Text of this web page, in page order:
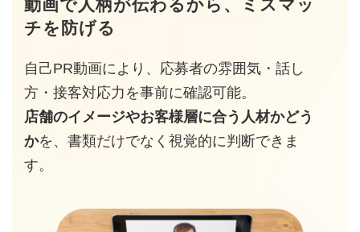
動画で人柄が伝わるから、ミスマッ
チを防げる
自己PR動画により、応募者の雰囲気・話し
方・接客対応力を事前に確認可能。
店舗のイメージやお客様層に合う人材かどう
かを、書類だけでなく視覚的に判断できま
す。